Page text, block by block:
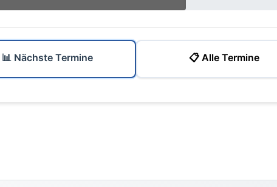
📊 Nächste Termine 📋 Alle Termine